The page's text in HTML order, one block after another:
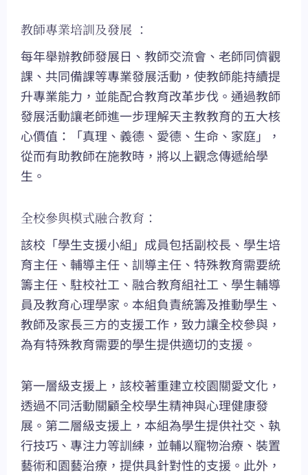
教師專業培訓及發展 ：
每年舉辦教師發展日、教師交流會、老師同儕觀
課、共同備課等專業發展活動，使教師能持續提
升專業能力，並能配合教育改革步伐。通過教師
發展活動讓老師進一步理解天主教教育的五大核
心價值：「真理、義德、愛德、生命、家庭」，
從而有助教師在施教時，將以上觀念傳遞給學
生。
全校參與模式融合教育：
該校「學生支援小組」成員包括副校長、學生培
育主任、輔導主任、訓導主任、特殊教育需要統
籌主任、駐校社工、融合教育組社工、學生輔導
員及教育心理學家。本組負責統籌及推動學生、
教師及家長三方的支援工作，致力讓全校參與，
為有特殊教育需要的學生提供適切的支援。
第一層級支援上，該校著重建立校園關愛文化，
透過不同活動關顧全校學生精神與心理健康發
展。第二層級支援上，本組為學生提供社交、執
行技巧、專注力等訓練，並輔以寵物治療、裝置
藝術和園藝治療，提供具針對性的支援。此外，